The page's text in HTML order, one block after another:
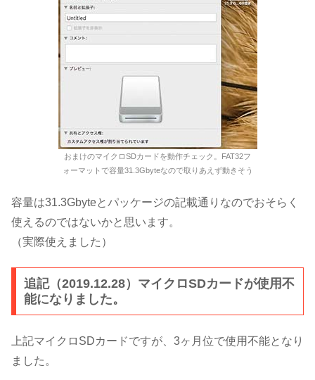
おまけのマイクロSDカードを動作チェック。FAT32フ
ォーマットで容量31.3Gbyteなので取りあえず動きそう
容量は31.3Gbyteとパッケージの記載通りなのでおそらく
使えるのではないかと思います。
（実際使え ました）
追記（2019.12.28）マイクロSDカードが使用不
能になりました。
上記マイクロSDカードですが、3ヶ月位で使用不能となり
ました。